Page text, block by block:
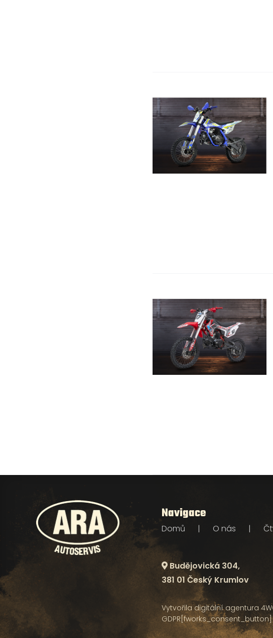
Navigace
Domů O nás
Budějovická 304,
381 01 Český Krumlov
Vytvořila digitální agentura
GDPR [fworks_consent_button]